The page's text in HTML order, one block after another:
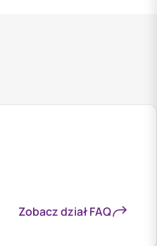
Zobacz dział FAQ